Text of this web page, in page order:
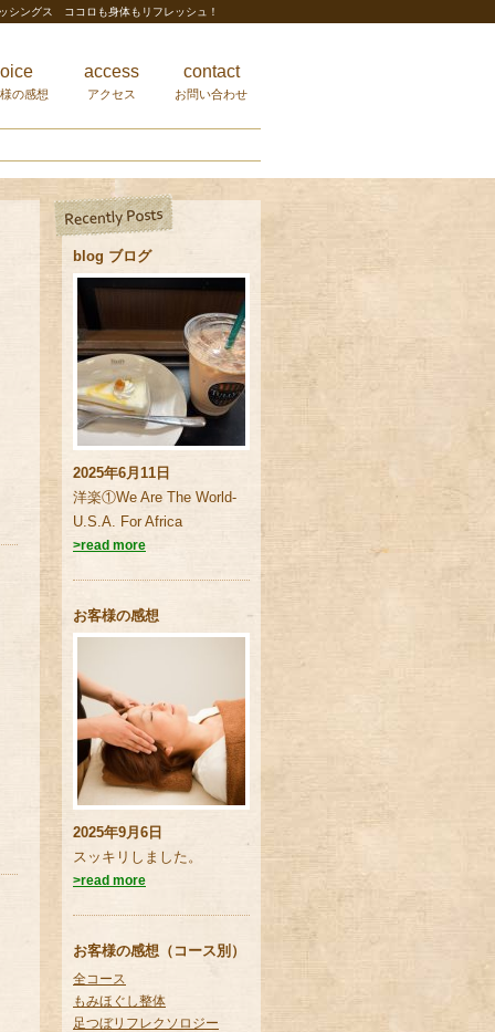
ングス ココロも身体もリフレッシュ！
の感想
access
アクセス
contact
お問い合わせ
blog ブログ
2025年6月11日
洋楽①We Are The World-
U.S.A. For Africa
>read more
お客様の感想
2025年9月6日
スッキリしました。
>read more
お客様の感想（コース別）
全コース
もみほぐし整体
足つぼリフレクソロジー